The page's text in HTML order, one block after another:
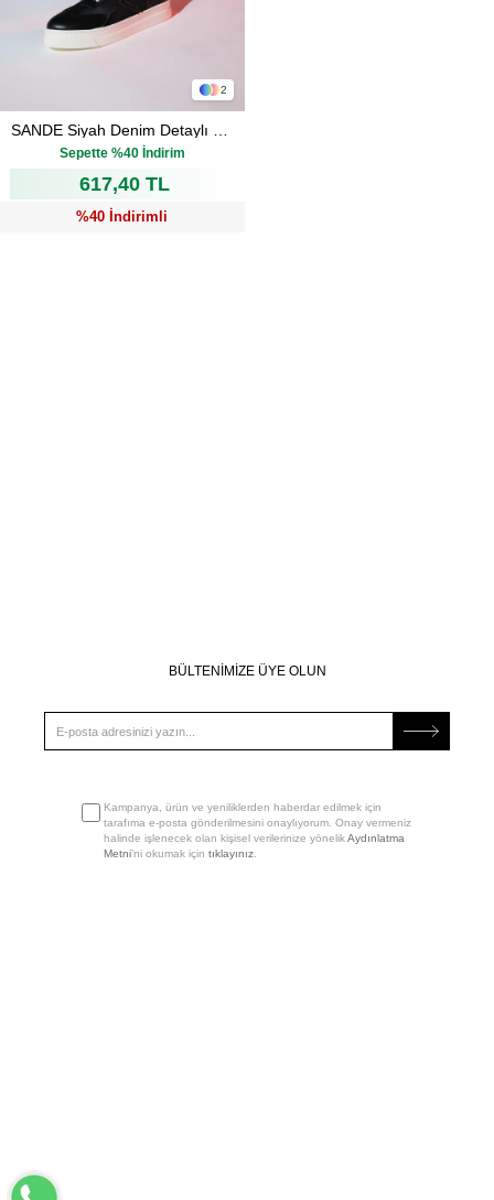
2
₺1.029,00
Sepette %40 İndirim
617,40 TL
%40 İndirimli
BÜLTENİMİZE ÜYE OLUN
Kampanya, ürün ve yeniliklerden haberdar edilmek için
tarafıma e-posta gönderilmesini onaylıyorum. Onay vermeniz
halinde işlenecek olan kişisel verilerinize yönelikAydınlatma
Metni’ni okumak için tıklayınız.